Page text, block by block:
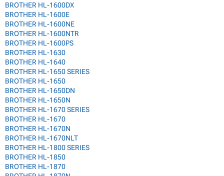
BROTHER HL-1600DX
BROTHER HL-1600E
BROTHER HL-1600NE
BROTHER HL-1600NTR
BROTHER HL-1600PS
BROTHER HL-1630
BROTHER HL-1640
BROTHER HL-1650 SERIES
BROTHER HL-1650
BROTHER HL-1650DN
BROTHER HL-1650N
BROTHER HL-1670 SERIES
BROTHER HL-1670
BROTHER HL-1670N
BROTHER HL-1670NLT
BROTHER HL-1800 SERIES
BROTHER HL-1850
BROTHER HL-1870